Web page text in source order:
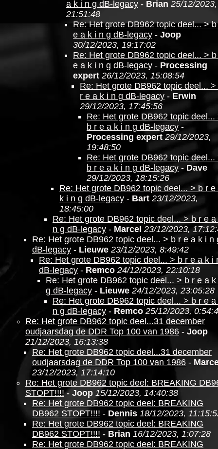
a k i n g dB-legacy - Brian 25/12/2023,
21:51:48
Re: Het grote DB962 topic deel... >
e a k i n g dB-legacy - Joop
30/12/2023, 19:17:02
Re: Het grote DB962 topic deel... >
e a k i n g dB-legacy - Processing
expert 26/12/2023, 15:08:54
Re: Het grote DB962 topic deel... >
r e a k i n g dB-legacy - Erwin
29/12/2023, 17:45:56
Re: Het grote DB962 topic deel...
b r e a k i n g dB-legacy -
Processing expert 29/12/2023,
19:48:50
Re: Het grote DB962 topic deel...
b r e a k i n g dB-legacy - Dave
29/12/2023, 18:15:26
Re: Het grote DB962 topic deel... > b r e
k i n g dB-legacy - Bart 23/12/2023,
18:45:00
Re: Het grote DB962 topic deel... > b r e a
n g dB-legacy - Marcel 23/12/2023,
Re: Het grote DB962 topic deel... > b r e a k i n
dB-legacy - Lieuwe 23/12/2023, 8:49:42
Re: Het grote DB962 topic deel... > b r e a k i
dB-legacy - Remco 24/12/2023, 22:10:18
Re: Het grote DB962 topic deel... > b r e a k
g dB-legacy - Lieuwe 24/12/2023, 23:05:28
Re: Het grote DB962 topic deel... > b r e a
n g dB-legacy - Remco 25/12/2023,
Re: Het grote DB962 topic deel...31 december
oudjaarsdag de DDR Top 100 van 1986 - Joop
21/12/2023, 16:13:38
Re: Het grote DB962 topic deel...31 december
oudjaarsdag de DDR Top 100 van 1986 -
23/12/2023, 17:14:10
Re: Het grote DB962 topic deel: BREAKING
STOPT!!!!- Joop 15/12/2023, 14:40:38
Re: Het grote DB962 topic deel: BREAKING
DB962 STOPT!!!! - Dennis 18/12/2023,
Re: Het grote DB962 topic deel: BREAKING
DB962 STOPT!!!! - Brian 16/12/2023, 1:07:28
Re: Het grote DB962 topic deel: BREAKING